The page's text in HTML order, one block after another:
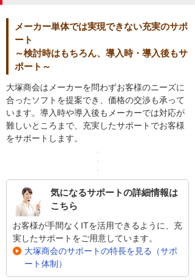
メーカー単体では実現できない充実のサポ
ート
～検討時はもちろん、導入時・導入後もサ
ポート～
大塚商会はメーカーを問わずお客様のニーズに
合ったソフトを提案でき、価格の交渉も承って
います。導入時や導入後もメーカーでは対応が
難しいところまで、充実したサポートでお客様
をサポートします。
気になるサポートの詳細情報は
こちら
お客様が手間なくITを活用できるように、充
実したサポートをご用意しています。
大塚商会のサポートの特長を見る（サポ
ート体制）